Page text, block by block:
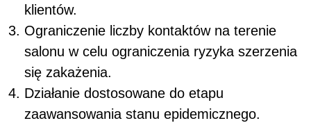
klientów.
Ograniczenie liczby kontaktów na terenie
salonu w celu ograniczenia ryzyka szerzenia
się zakażenia.
Działanie dostosowane do etapu
zaawansowania stanu epidemicznego.